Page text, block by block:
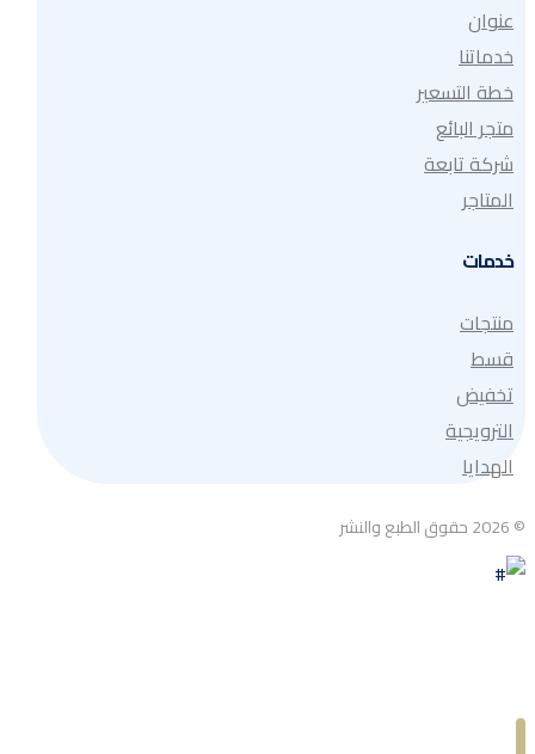
عنوان
خدماتنا
خطة التسعير
متجر البائع
شركة تابعة
المتاجر
خدمات
منتجات
قسط
تخفيض
الترويجية
الهدايا
© 2026 حقوق الطبع والنشر